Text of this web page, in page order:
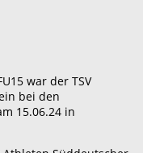
war der TSV
bei den
15.06.24 in